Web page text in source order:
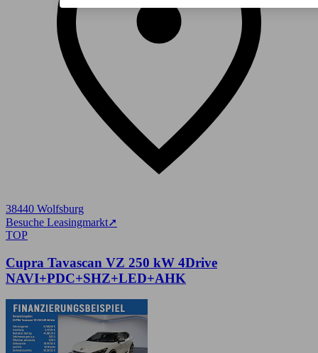
38440 Wolfsburg
Besuche Leasingmarkt➚
TOP
Cupra Tavascan VZ 250 kW 4Drive
NAVI+PDC+SHZ+LED+AHK